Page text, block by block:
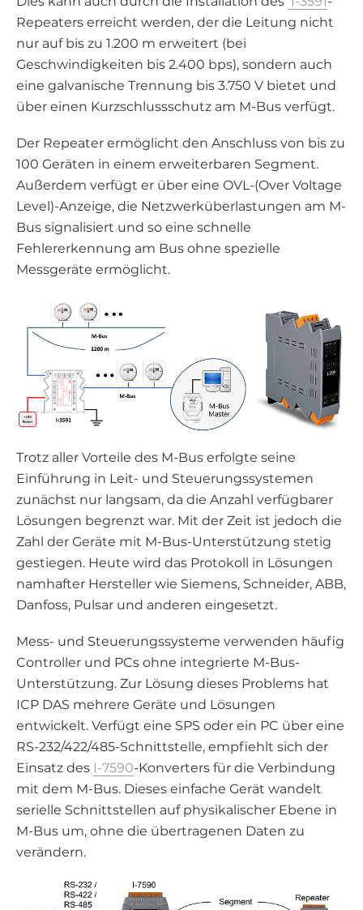
Repeaters erreicht werden, der die Leitung nicht
nur auf bis zu 1.200 m erweitert (bei
Geschwindigkeiten bis 2.400 bps), sondern auch
eine galvanische Trennung bis 3.750 V bietet und
über einen Kurzschlussschutz am M-Bus verfügt.
Der Repeater ermöglicht den Anschluss von bis zu
100 Geräten in einem erweiterbaren Segment.
Außerdem verfügt er über eine OVL-(Over Voltage
Level)-Anzeige, die Netzwerküberlastungen am M-
Bus signalisiert und so eine schnelle
Fehlererkennung am Bus ohne spezielle
Messgeräte ermöglicht.
Trotz aller Vorteile des M-Bus erfolgte seine
Einführung in Leit- und Steuerungssystemen
zunächst nur langsam, da die Anzahl verfügbarer
Lösungen begrenzt war. Mit der Zeit ist jedoch die
Zahl der Geräte mit M-Bus-Unterstützung stetig
gestiegen. Heute wird das Protokoll in Lösungen
namhafter Hersteller wie Siemens, Schneider, ABB,
Danfoss, Pulsar und anderen eingesetzt.
Mess- und Steuerungssysteme verwenden häufig
Controller und PCs ohne integrierte M-Bus-
Unterstützung. Zur Lösung dieses Problems hat
ICP DAS mehrere Geräte und Lösungen
entwickelt. Verfügt eine SPS oder ein PC über eine
RS-232/422/485-Schnittstelle, empfiehlt sich der
Einsatz des I-7590-Konverters für die Verbindung
mit dem M-Bus. Dieses einfache Gerät wandelt
serielle Schnittstellen auf physikalischer Ebene in
M-Bus um, ohne die übertragenen Daten zu
verändern.